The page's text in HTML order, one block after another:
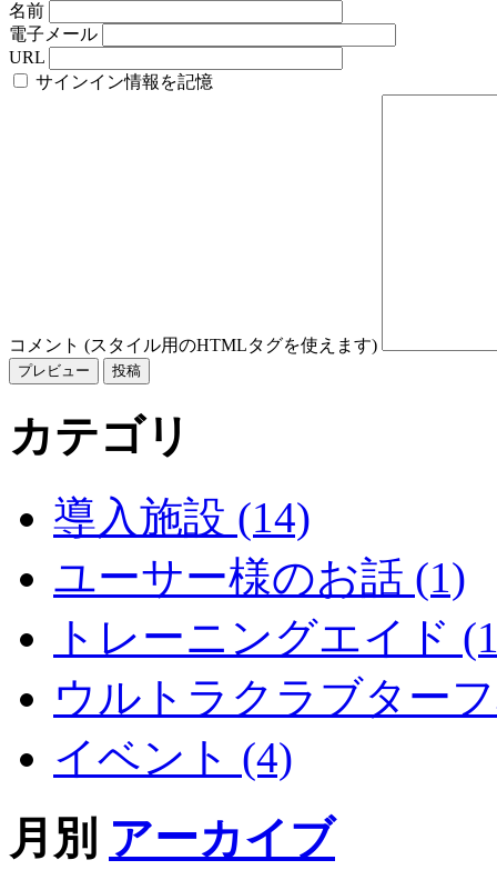
名前
電子メール
URL
サインイン情報を記憶
コメント (スタイル用のHTMLタグを使えます)
カテゴリ
導入施設 (14)
ユーサー様のお話 (1)
トレーニングエイド
ウルトラクラブター
イベント (4)
月別 アーカイブ